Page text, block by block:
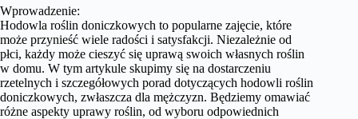
Wprowadzenie:
Hodowla roślin doniczkowych to popularne zajęcie, które
może przynieść wiele radości i satysfakcji. Niezależnie od
płci, każdy może cieszyć się uprawą swoich własnych roślin
w domu. W tym artykule skupimy się na dostarczeniu
rzetelnych i szczegółowych porad dotyczących hodowli roślin
doniczkowych, zwłaszcza dla mężczyzn. Będziemy omawiać
różne aspekty uprawy roślin, od wyboru odpowiednich